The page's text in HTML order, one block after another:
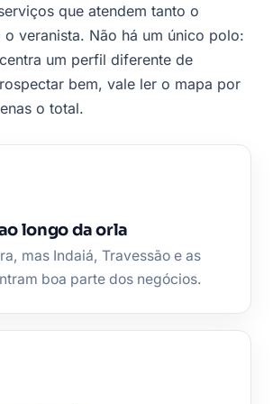
que atendem tanto o
veranista. Não há um único polo:
um perfil diferente de
bem, vale ler o mapa por
o total.
longo da orla
mas Indaiá, Travessão e as
boa parte dos negócios.